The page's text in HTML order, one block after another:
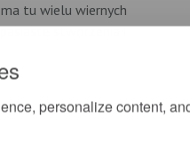
personalize content,
tu wielu wiernych
stworzenia i